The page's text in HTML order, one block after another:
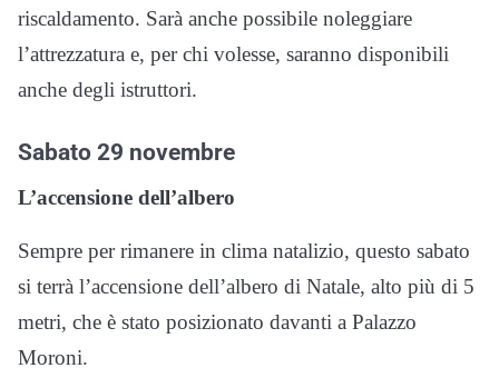
riscaldamento. Sarà anche possibile noleggiare
l’attrezzatura e, per chi volesse, saranno disponibili
anche degli istruttori.
Sabato 29 novembre
L’accensione dell’albero
Sempre per rimanere in clima natalizio, questo sabato
si terrà l’accensione dell’albero di Natale, alto più di 5
metri, che è stato posizionato davanti a Palazzo
Moroni.